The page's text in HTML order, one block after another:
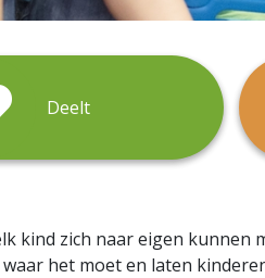
Deelt
kind zich naar eigen kunnen
het moet en laten